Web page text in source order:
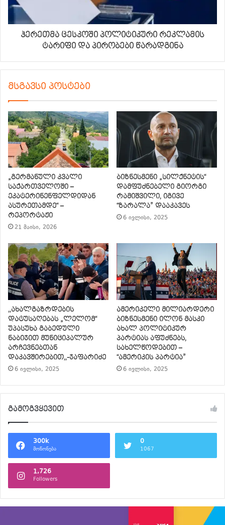
ჰერეთმა ცესკოში პოლიტიკური რეკლამის
ტარიფი და პირობები წარადგინა
მსგავსი პოსტები
„გერმანული კვალი
საქართველოში –
ეკატერინენფელდიდან
ასურეთამდე“ –
რეპორტაჟი
21 მაისი, 2026
ბიზნესმენი „სილქნეტის“
დამფუძნებელი გიორგი
რამიშვილი, იგივე
“ზარალა” დააკავეს
6 ივლისი, 2025
,,ახალგაზრდების
დატუსაღებას „ლელომ“
უპასუხა გაბედული
ნაბიჯით მუნიციპალურ
არჩევნებთან
დაკავშირებით,,-ჯაფარიძე
6 ივლისი, 2025
ამერიკელი მილიარდერი
ბიზნესმენი ილონ მასკი
ახალ პოლიტიკურ
პარტიას აფუძნებს,
სახელწოდებით –
“ამერიკის პარტია”
6 ივლისი, 2025
გამოგვყევით
300k
მოწონება
0
1067
1,726
Followers